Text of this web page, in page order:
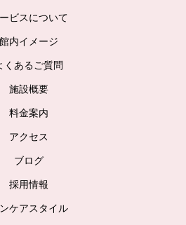
ビスについて
館内イメージ
くあるご質問
施設概要
料金案内
アクセス
ブログ
採用情報
ケアスタイル